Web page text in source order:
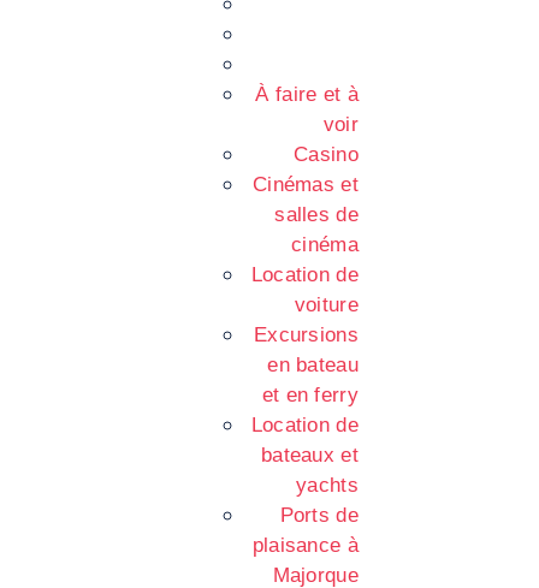
À faire et à
voir
Casino
Cinémas et
salles de
cinéma
Location de
voiture
Excursions
en bateau
et en ferry
Location de
bateaux et
yachts
Ports de
plaisance à
Majorque